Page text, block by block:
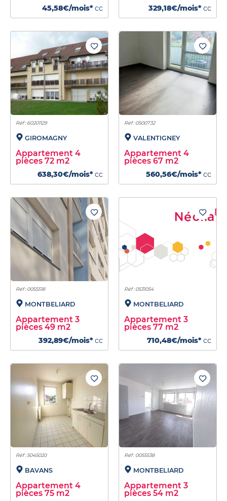
45,58€/mois* cc 329,18€/mois* cc
Réf : 60201129
GIROMAGNY
Appartement 4
pièces 72 m2
638,30€/mois* cc
Réf : 0500732
VALENTIGNEY
Appartement 4
pièces 67 m2
560,56€/mois* cc
Réf : 0055518
MONTBELIARD
Appartement 3
pièces 49 m2
392,89€/mois* cc
Réf : 0531054
MONTBELIARD
Appartement 3
pièces 77 m2
710,48€/mois* cc
Réf : 5045020
BAVANS
Appartement 4
pièces 75 m2
Réf : 0055538
MONTBELIARD
Appartement 3
pièces 54 m2